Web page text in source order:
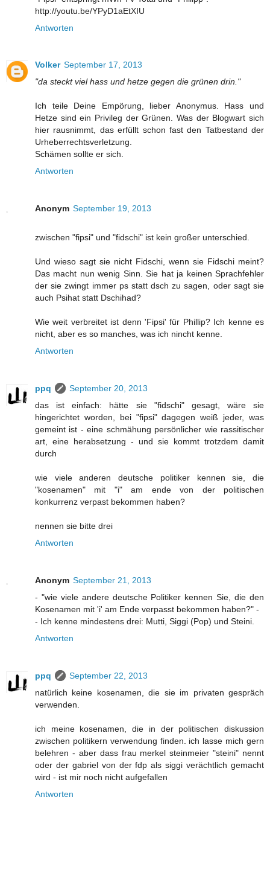
http://youtu.be/YPyD1aEtXIU
Antworten
Volker September 17, 2013
"da steckt viel hass und hetze gegen die grünen drin."
Ich teile Deine Empörung, lieber Anonymus. Hass und
Hetze sind ein Privileg der Grünen. Was der Blogwart sich
hier rausnimmt, das erfüllt schon fast den Tatbestand der
Urheberrechtsverletzung.
Schämen sollte er sich.
Antworten
Anonym September 19, 2013
zwischen "fipsi" und "fidschi" ist kein großer unterschied.
Und wieso sagt sie nicht Fidschi, wenn sie Fidschi meint?
Das macht nun wenig Sinn. Sie hat ja keinen Sprachfehler
der sie zwingt immer ps statt dsch zu sagen, oder sagt sie
auch Psihat statt Dschihad?
Wie weit verbreitet ist denn 'Fipsi' für Phillip? Ich kenne es
nicht, aber es so manches, was ich nincht kenne.
Antworten
ppq
September 20, 2013
das ist einfach: hätte sie "fidschi" gesagt, wäre sie
hingerichtet worden, bei "fipsi" dagegen weiß jeder, was
gemeint ist - eine schmähung persönlicher wie rassitischer
art, eine herabsetzung - und sie kommt trotzdem damit
durch
wie viele anderen deutsche politiker kennen sie, die
"kosenamen" mit "i" am ende von der politischen
konkurrenz verpast bekommen haben?
nennen sie bitte drei
Antworten
Anonym September 21, 2013
- "wie viele andere deutsche Politiker kennen Sie, die den
Kosenamen mit 'i' am Ende verpasst bekommen haben?" -
- Ich kenne mindestens drei: Mutti, Siggi (Pop) und Steini.
Antworten
ppq
September 22, 2013
natürlich keine kosenamen, die sie im privaten gespräch
verwenden.
ich meine kosenamen, die in der politischen diskussion
zwischen politikern verwendung finden. ich lasse mich gern
belehren - aber dass frau merkel steinmeier "steini" nennt
oder der gabriel von der fdp als siggi verächtlich gemacht
wird - ist mir noch nicht aufgefallen
Antworten